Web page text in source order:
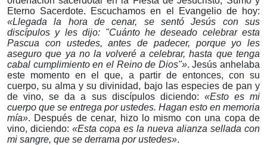
Eterno Sacerdote. Escuchamos en el Evangelio de hoy:
«Llegada la hora de cenar, se sentó Jesús con sus
discípulos y les dijo: "Cuánto he deseado celebrar esta
Pascua con ustedes, antes de padecer, porque yo les
aseguro que ya no la volveré a celebrar, hasta que tenga
cabal cumplimiento en el Reino de Dios"». Jesús anhelaba
este momento en el que, a partir de entonces, con su
cuerpo, su alma y su divinidad, bajo las especies de pan y
de vino, se da a sus discípulos diciendo: «Esto es mi
cuerpo que se entrega por ustedes. Hagan esto en memoria
mía». Después de cenar, hizo lo mismo con una copa de
vino, diciendo: «Esta copa es la nueva alianza sellada con
mi sangre, que se derrama por ustedes».